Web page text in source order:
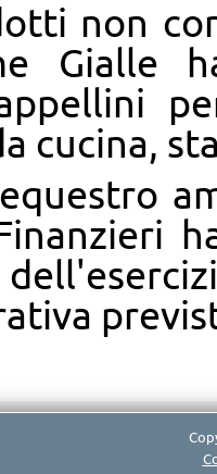
non
Gialle
cucina,